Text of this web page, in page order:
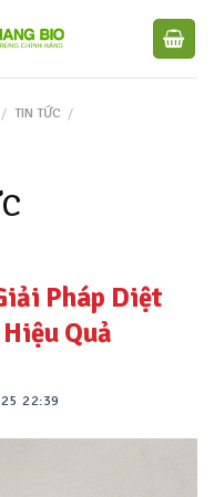
/ TIN TỨC /
Pháp Diệt
Quả
22:39